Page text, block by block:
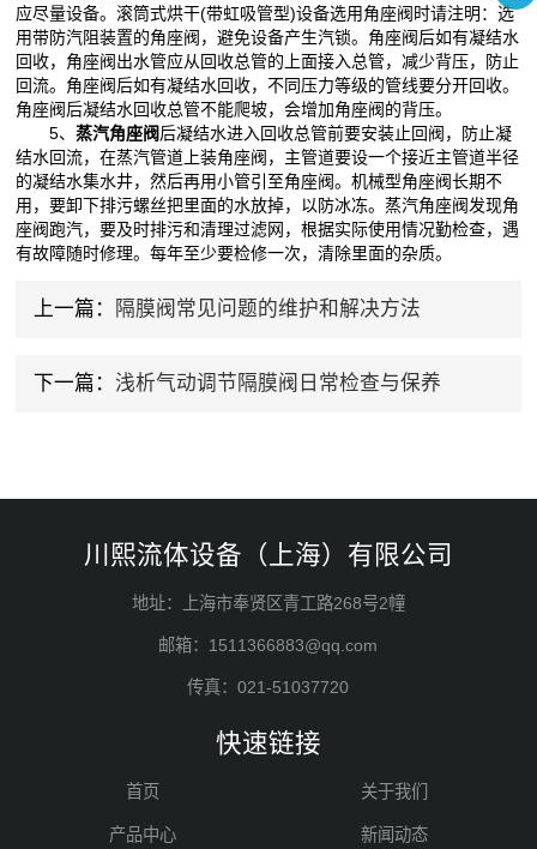
应尽量设备。滚筒式烘干(带虹吸管型)设备选用角座阀时请注明：选
用带防汽阻装置的角座阀，避免设备产生汽锁。角座阀后如有凝结水
回收，角座阀出水管应从回收总管的上面接入总管，减少背压，防止
回流。角座阀后如有凝结水回收，不同压力等级的管线要分开回收。
角座阀后凝结水回收总管不能爬坡，会增加角座阀的背压。
5、蒸汽角座阀后凝结水进入回收总管前要安装止回阀，防止凝
结水回流，在蒸汽管道上装角座阀，主管道要设一个接近主管道半径
的凝结水集水井，然后再用小管引至角座阀。机械型角座阀长期不
用，要卸下排污螺丝把里面的水放掉，以防冰冻。蒸汽角座阀发现角
座阀跑汽，要及时排污和清理过滤网，根据实际使用情况勤检查，遇
有故障随时修理。每年至少要检修一次，清除里面的杂质。
上一篇： 隔膜阀常见问题的维护和解决方法
下一篇： 浅析气动调节隔膜阀日常检查与保养
川熙流体设备（上海）有限公司
地址：上海市奉贤区青工路268号2幢
邮箱：1511366883@qq.com
传真：021-51037720
快速链接
首页 关于我们
产品中心 新闻动态